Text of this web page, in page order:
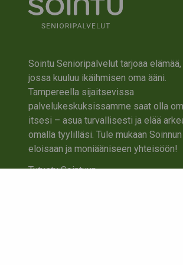
Sointu Senioripalvelut tarjoaa elämää,
jossa kuuluu ikäihmisen oma ääni.
Tampereella sijaitsevissa
palvelukeskuksissamme saat olla
itsesi – asua turvallisesti ja elää
omalla tyylilläsi. Tule mukaan Soinnun
eloisaan ja moniääniseen yhteisöön!
Tutustu Sointuun